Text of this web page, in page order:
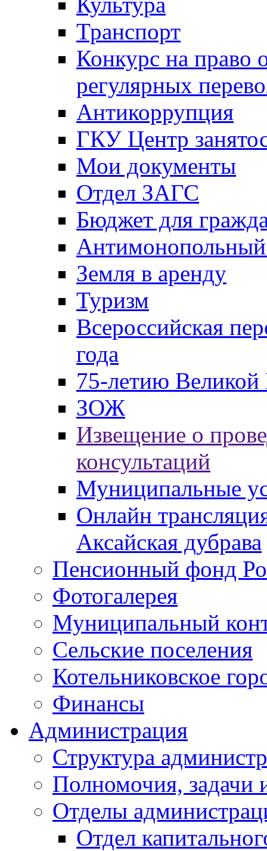
Транспорт
Конкурс на право
регулярных
Антикоррупция
ГКУ Центр
Мои документы
Отдел ЗАГС
Бюджет для
Антимонопольный
Земля в аренду
Туризм
Всероссийская
года
75-летию
ЗОЖ
Извещение о
консультаций
Муниципальные
Онлайн
Аксайская дубрава
Пенсионный фонд
Фотогалерея
Муниципальный
Сельские поселения
Котельниковское
Финансы
Администрация
Структура
Полномочия, задачи
Отделы
Отдел